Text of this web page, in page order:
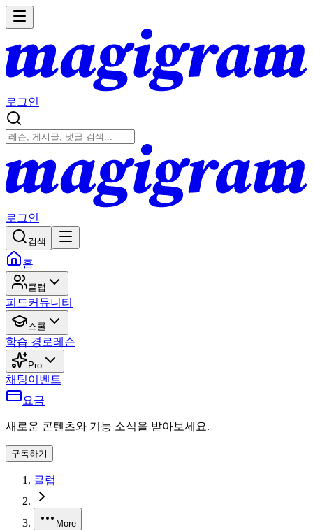
로그인
로그인
검색
홈
클럽
피드커뮤니티
스쿨
학습 경로레슨
Pro
채팅이벤트
요금
새로운 콘텐츠와 기능 소식을 받아보세요.
구독하기
클럽
More